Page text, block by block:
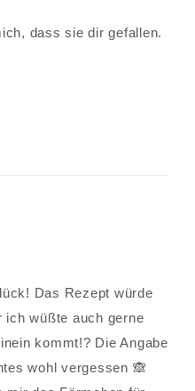
dass sie dir gefallen.
Das Rezept würde
ich wüßte auch gerne
kommt!? Die Angabe
wohl vergessen 🙈